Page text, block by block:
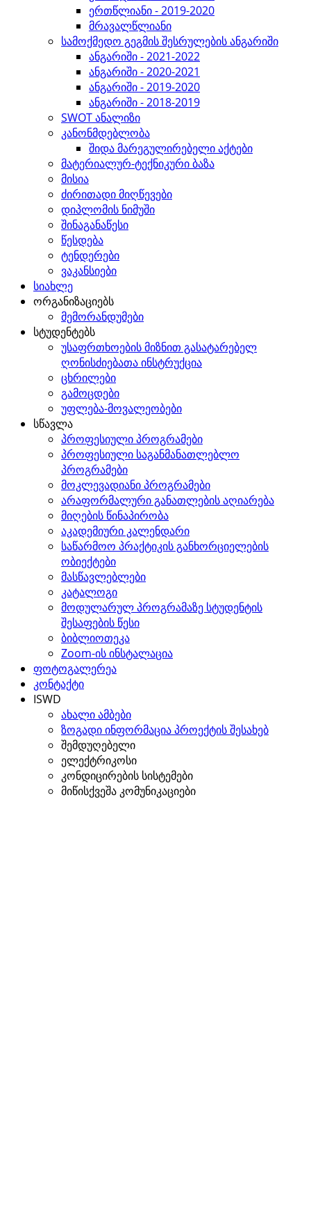
ერთწლიანი - 2019-2020
მრავალწლიანი
სამოქმედო გეგმის შესრულების ანგარიში
ანგარიში - 2021-2022
ანგარიში - 2020-2021
ანგარიში - 2019-2020
ანგარიში - 2018-2019
SWOT ანალიზი
კანონმდებლობა
შიდა მარეგულირებელი აქტები
მატერიალურ-ტექნიკური ბაზა
მისია
ძირითადი მიღწევები
დიპლომის ნიმუში
შინაგანაწესი
წესდება
ტენდერები
ვაკანსიები
სიახლე
ორგანიზაციებს
მემორანდუმები
სტუდენტებს
უსაფრთხოების მიზნით გასატარებელ
ღონისძიებათა ინსტრუქცია
ცხრილები
გამოცდები
უფლება-მოვალეობები
სწავლა
პროფესიული პროგრამები
პროფესიული საგანმანათლებლო
პროგრამები
მოკლევადიანი პროგრამები
არაფორმალური განათლების აღიარება
მიღების წინაპირობა
აკადემიური კალენდარი
საწარმოო პრაქტიკის განხორციელების
ობიექტები
მასწავლებლები
კატალოგი
მოდულარულ პროგრამაზე სტუდენტის
შესაფების წესი
ბიბლიოთეკა
Zoom-ის ინსტალაცია
ფოტოგალერეა
კონტაქტი
ISWD
ახალი ამბები
ზოგადი ინფორმაცია პროექტის შესახებ
შემდუღებელი
ელექტრიკოსი
კონდიცირების სისტემები
მიწისქვეშა კომუნიკაციები